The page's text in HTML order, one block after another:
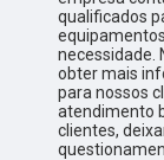
qualificados
necessidade.
obter mais
para nossos
atendimento
clientes,